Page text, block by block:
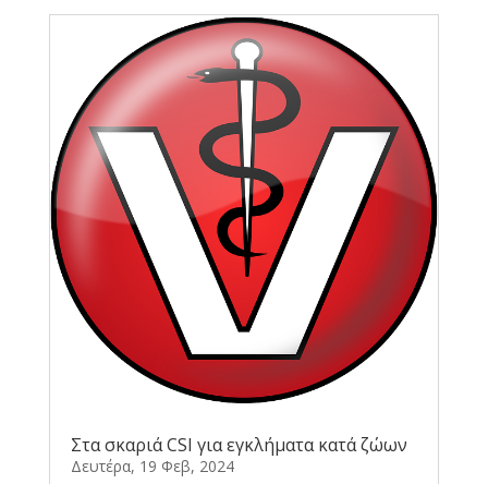
Στα σκαριά CSI για εγκλήματα κατά ζώων
Δευτέρα, 19 Φεβ, 2024